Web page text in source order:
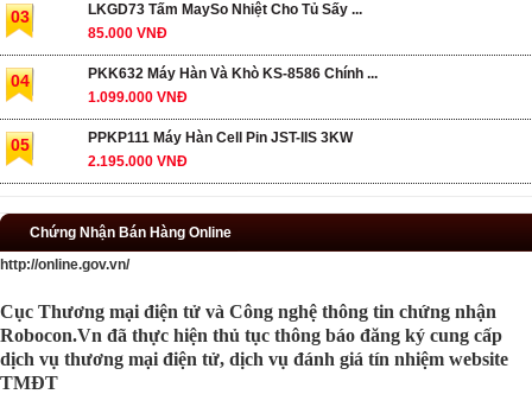
03
LKGD73 Tấm MaySo Nhiệt Cho Tủ Sấy ...
85.000 VNĐ
04
PKK632 Máy Hàn Và Khò KS-8586 Chính ...
1.099.000 VNĐ
05
PPKP111 Máy Hàn Cell Pin JST-IIS 3KW
2.195.000 VNĐ
Chứng Nhận Bán Hàng Online
http://online.gov.vn/
Cục Thương mại điện tử và Công nghệ thông tin chứng nhận
Robocon.Vn đã thực hiện thủ tục thông báo đăng ký cung cấp
dịch vụ thương mại điện tử, dịch vụ đánh giá tín nhiệm website
TMĐT